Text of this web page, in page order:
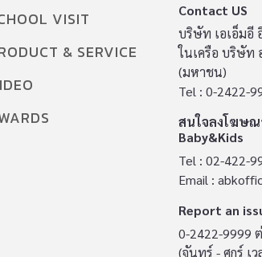
VISIT
& SERVICE
Contact US
บริษัท เอเอ็มอี
ในเครือ บริษัท
(มหาชน)
Tel : 0-2422-
สนใจลงโฆษณ
Baby&Kids
Tel : 02-422-
Email :
Report an
0-2422-9999
(จันทร์ - ศุกร์ เ